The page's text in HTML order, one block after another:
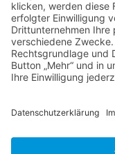
( inkl.
Schneller
Tulpenstr. 37
Fon: +49 (0) 7151-4 16